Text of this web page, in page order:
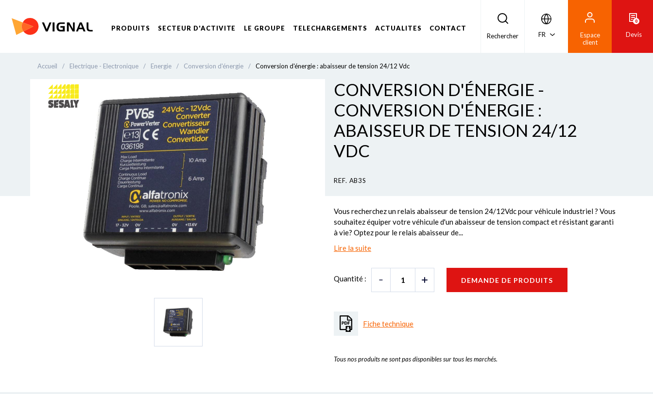
PRODUITS SECTEUR D'ACTIVITE LE GROUPE TELECHARGEMENTS ACTUALITES
CONTACT
Rechercher
FR
Espace
client
0
Devis
Accueil / Electrique - Electronique / Energie / Conversion d'énergie / Conversion d'énergie : abaisseur de tension 24/12 Vdc
CONVERSION D'ÉNERGIE -
CONVERSION D'ÉNERGIE :
ABAISSEUR DE TENSION 24/12
VDC
REF. AB3S
Vous recherchez un relais abaisseur de tension 24/12Vdc pour véhicule industriel ? Vous
souhaitez équiper votre véhicule d'un abaisseur de tension compact et résistant garanti
à vie? Optez pour le relais abaisseur de...
Lire la suite
Quantité : DEMANDE DE PRODUITS
Fiche technique
Tous nos produits ne sont pas disponibles sur tous les marchés.